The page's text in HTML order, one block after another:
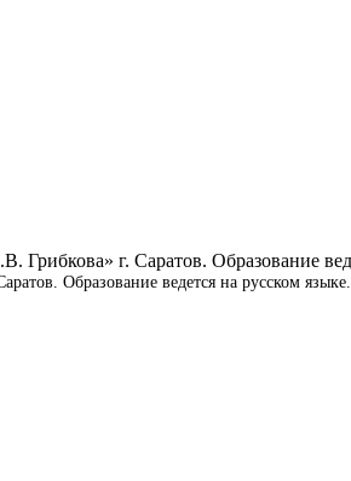
Образование ведется на русском языке.